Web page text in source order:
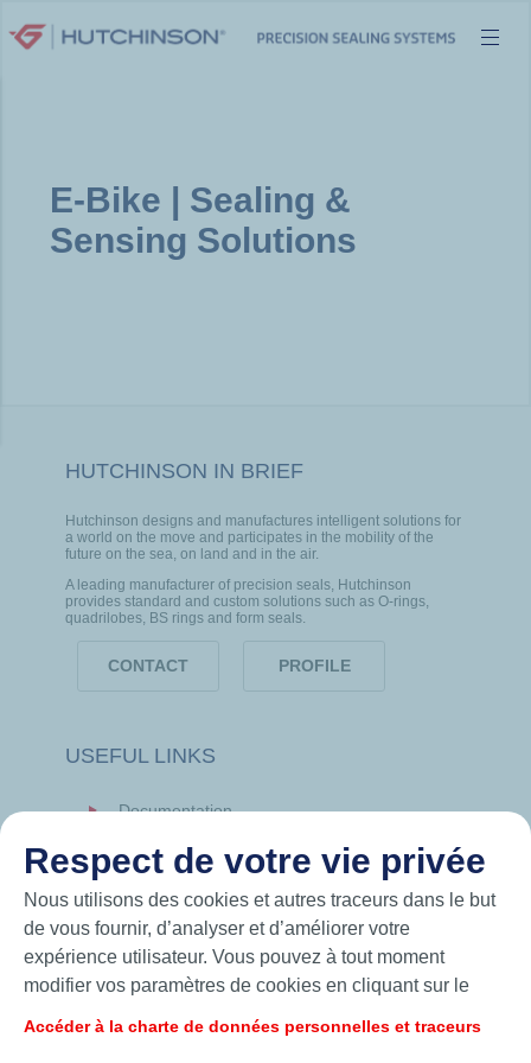
to
E-Bike | Sealing &
Sensing Solutions
HUTCHINSON IN BRIEF
Hutchinson designs and manufactures intelligent solutions for
a world on the move and participates in the mobility of the
future on the sea, on land and in the air.
A leading manufacturer of precision seals, Hutchinson
provides standard and custom solutions such as O-rings,
quadrilobes, BS rings and form seals.
CONTACT PROFILE
USEFUL LINKS
Documentation
Hutchinson.com
Respect de votre vie privée
Nous utilisons des cookies et autres traceurs dans le but
de vous fournir, d’analyser et d’améliorer votre
expérience utilisateur. Vous pouvez à tout moment
modifier vos paramètres de cookies en cliquant sur le
« J’accepte », vous acceptez le dépôt de l’ensemble des
Accéder à la charte de données personnelles et traceurs